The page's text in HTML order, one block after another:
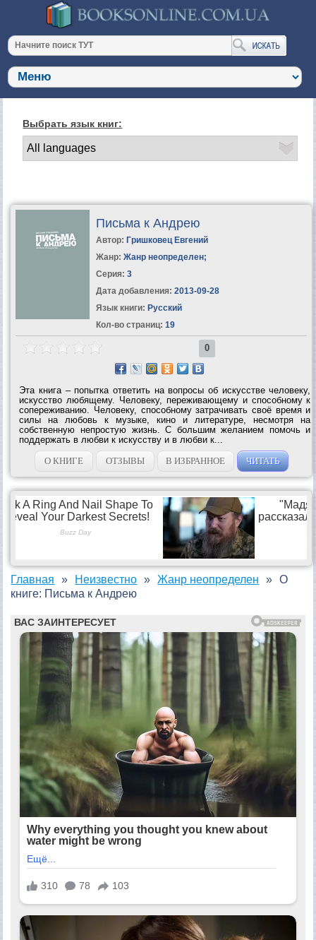
Выбрать язык книг:
Письма к Андрею
Автор: Гришковец Евгений
Жанр: Жанр неопределен;
Серия: 3
Дата добавления: 2013-09-28
Язык книги: Русский
Кол-во страниц: 19
0
Эта книга – попытка ответить на вопросы об искусстве человеку,
искусство любящему. Человеку, переживающему и способному к
сопереживанию. Человеку, способному затрачивать своё время и
силы на любовь к музыке, кино и литературе, несмотря на
собственную непростую жизнь. С большим желанием помочь и
поддержать в любви к искусству и в любви к...
О КНИГЕ
ОТЗЫВЫ В ИЗБРАННОЕ ЧИТАТЬ
Главная Неизвестно Жанр неопределен
О
книге: Письма к Андрею